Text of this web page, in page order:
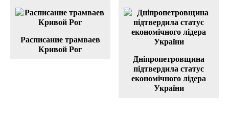
Расписание трамваев
Кривой Рог
Дніпропетровщина
підтвердила статус
економічного лідера
України